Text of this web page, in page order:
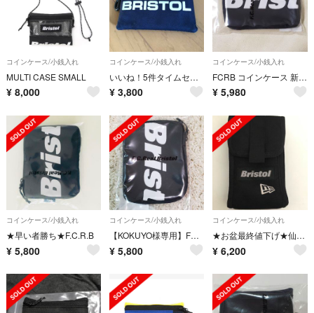
コインケース/小銭入れ
MULTI CASE SMALL
¥ 8,000
コインケース/小銭入れ
いいね！5件タイムセール！人気！FCRBコインケース！
¥ 3,800
コインケース/小銭入れ
FCRB コインケース 新品未使用品
¥ 5,980
コインケース/小銭入れ
★早い者勝ち★F.C.R.B
¥ 5,800
コインケース/小銭入れ
【KOKUYO様専用】FCRB コインケース 新品未使用品
¥ 5,800
コインケース/小銭入れ
★お盆最終値下げ★仙台SOPH購入品★送料込み★F.C.R.B×NEW ERA★
¥ 6,200